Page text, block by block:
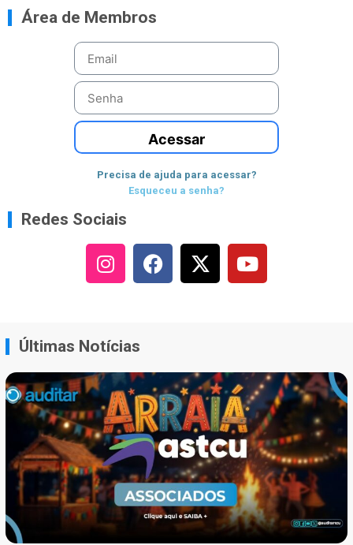
Área de Membros
Acessar
Precisa de ajuda para acessar?
Esqueceu a senha?
Redes Sociais
Últimas Notícias